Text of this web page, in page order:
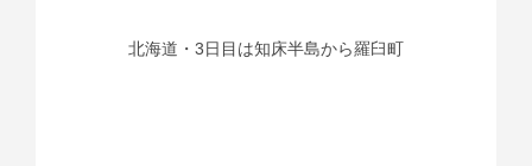
北海道・3日目は知床半島から羅臼町